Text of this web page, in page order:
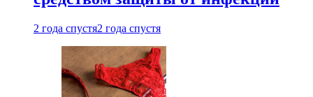
2 года спустя2 года спустя